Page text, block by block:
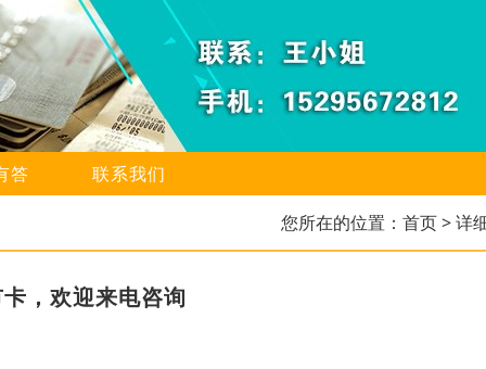
答 联系我们
您所在的位置： 首页> 详
，欢迎来电咨询